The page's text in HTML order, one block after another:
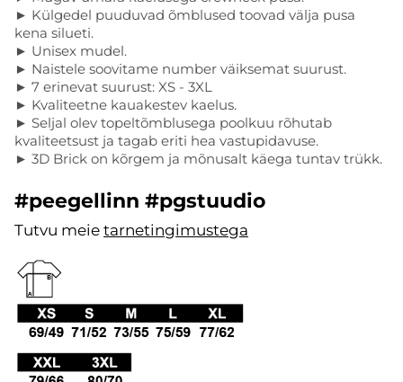
► Külgedel puuduvad õmblused toovad välja pusa
kena silueti.
► Unisex mudel.
► Naistele soovitame number väiksemat suurust.
► 7 erinevat suurust: XS - 3XL
► Kvaliteetne kauakestev kaelus.
► Seljal olev topeltõmblusega poolkuu rõhutab
kvaliteetsust ja tagab eriti hea vastupidavuse.
► 3D Brick on kõrgem ja mõnusalt käega tuntav trükk.
#peegellinn #pgstuudio
Tutvu meie tarnetingimustega